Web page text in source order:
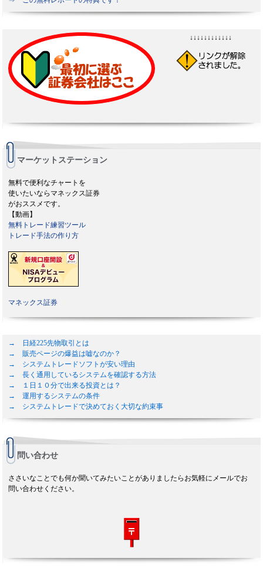
↓↓↓↓↓↓↓↓↓↓↓↓
マーケットステーション
無料で便利なチャートを
使いたいならマネックス証券
がおススメです。
【動画】
無料トレード練習ツール
トレード手法の作り方
マネックス証券
→ 日経225先物取引とは
→ 販売ページの爆益は嘘なのか？
→ システムトレードソフトが安い理由
→ 長く通用しているシステムを確認する方法
→ １日１０分で出来る投資とは？
→ 運用するシステムの条件
→ システムトレードで決めておく大切な約束事
問い合わせ
ささいなことでも何か聞いてみたいことがありましたらお気軽にメールでお
問い合わせください。